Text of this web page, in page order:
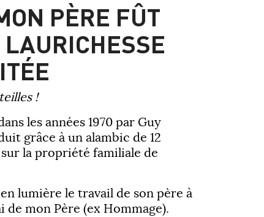
PÈRE FÛT
!
les années 1970 par Guy
grâce à un alambic de 12
la propriété familiale de
lumière le travail de son père à
de mon Père (ex Hommage).